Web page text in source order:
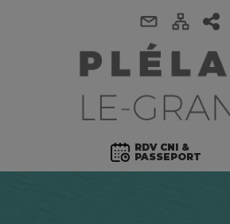
RDV CNI &
PASSEPORT